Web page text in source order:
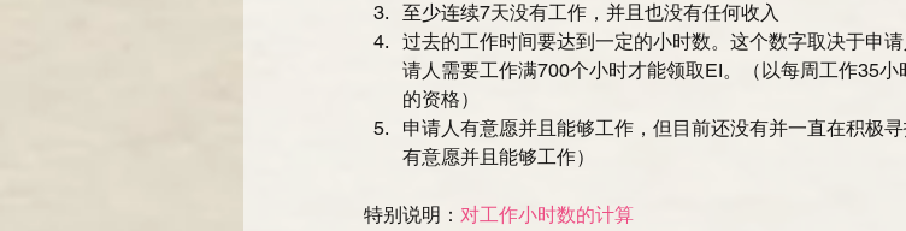
至少连续7天没有工作，并且也没有任何收入
过去的工作时间要达到一定的小时数。这个数字取决于申
请人需要工作满700个小时才能领取EI。（以每周工作35
的资格）
申请人有意愿并且能够工作，但目前还没有并一直在积极
有意愿并且能够工作）
特别说明： 对工作小时数的计算